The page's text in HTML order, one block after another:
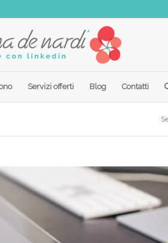
Servizi offerti Blog Contatti